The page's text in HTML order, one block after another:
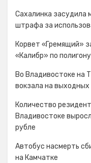
Сахалинка засудила
штрафа за
Корвет «Гремящий»
«Калибр» по
Во Владивостоке на
вокзала на
Количество
Владивостоке
рубле
Автобус насмерть
на Камчатке